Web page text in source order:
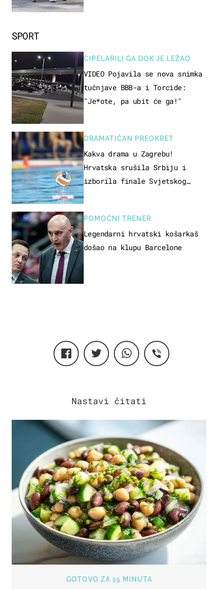
SPORT
CIPELARILI GA DOK JE LEŽAO
VIDEO Pojavila se nova snimka
tučnjave BBB-a i Torcide:
"Je*ote, pa ubit će ga!"
DRAMATIČAN PREOKRET
Kakva drama u Zagrebu!
Hrvatska srušila Srbiju i
izborila finale Svjetskog
POMOĆNI TRENER
Legendarni hrvatski košarkaš
došao na klupu Barcelone
GOTOVO ZA 15 MINUTA